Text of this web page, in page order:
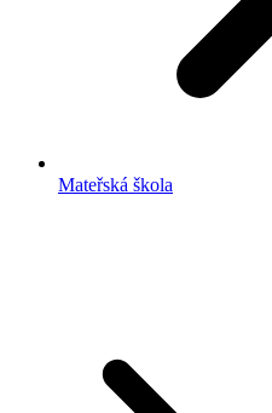
Mateřská škola